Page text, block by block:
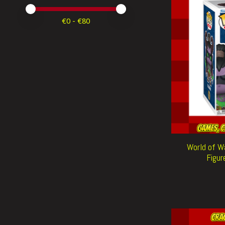
Minimale prijswaarde
Price maximum value
€0- €80
World of